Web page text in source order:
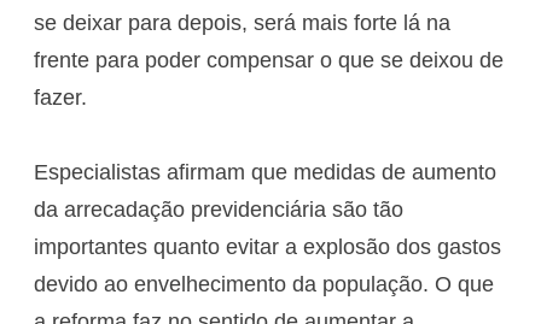
se deixar para depois, será mais forte lá na
frente para poder compensar o que se deixou de
fazer.
Especialistas afirmam que medidas de aumento
da arrecadação previdenciária são tão
importantes quanto evitar a explosão dos gastos
devido ao envelhecimento da população. O que